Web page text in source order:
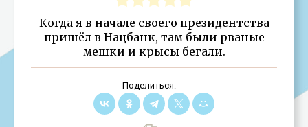
Когда я в начале своего президентства
пришёл в Нацбанк, там были рваные
мешки и крысы бегали.
Поделиться: